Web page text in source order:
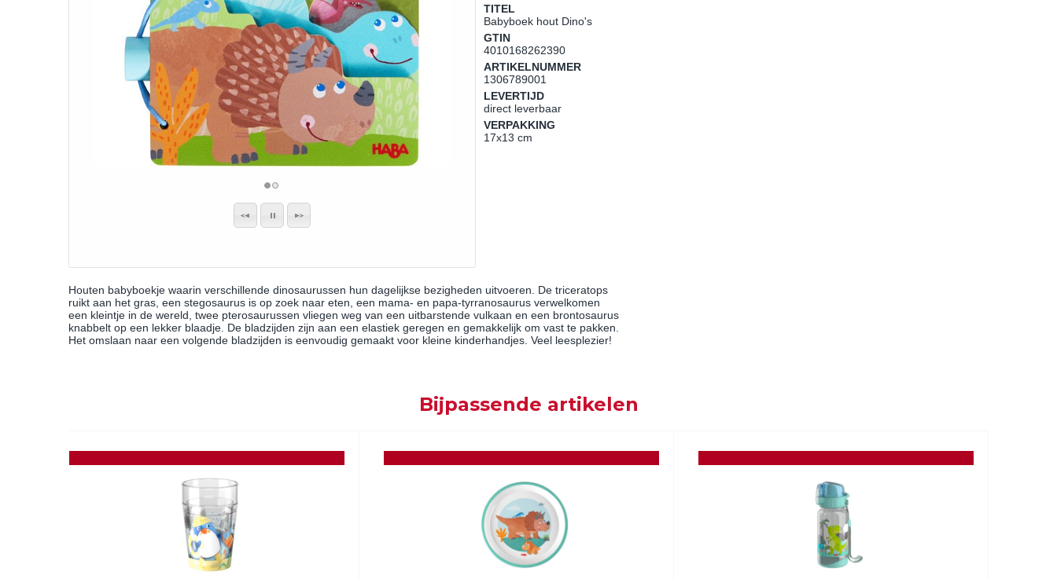
TITEL
Babyboek hout Dino's
GTIN
4010168262390
ARTIKELNUMMER
1306789001
LEVERTIJD
direct leverbaar
VERPAKKING
17x13 cm
Houten babyboekje waarin verschillende dinosaurussen hun dagelijkse bezigheden uitvoeren. De triceratops
ruikt aan het gras, een stegosaurus is op zoek naar eten, een mama- en papa-tyrranosaurus verwelkomen
een kleintje in de wereld, twee pterosaurussen vliegen weg van een uitbarstende vulkaan en een brontosaurus
knabbelt op een lekker blaadje. De bladzijden zijn aan een elastiek geregen en gemakkelijk om vast te pakken.
Het omslaan naar een volgende bladzijden is eenvoudig gemaakt voor kleine kinderhandjes. Veel leesplezier!
Bijpassende artikelen